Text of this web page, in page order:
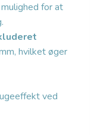
for at
hvilket øger
ved